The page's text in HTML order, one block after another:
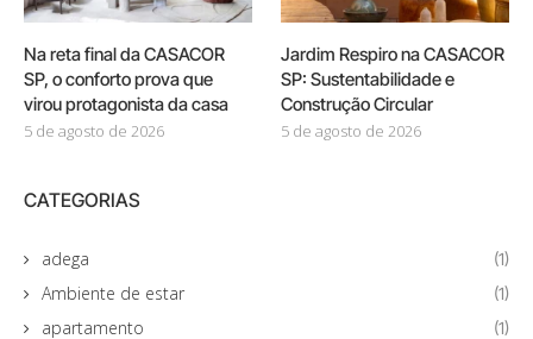
Na reta final da CASACOR
SP, o conforto prova que
virou protagonista da casa
5 de agosto de 2026
Jardim Respiro na CASACOR
SP: Sustentabilidade e
Construção Circular
5 de agosto de 2026
CATEGORIAS
adega (1)
Ambiente de estar (1)
apartamento (1)